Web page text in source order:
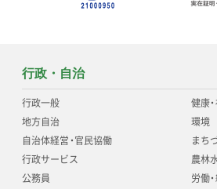
行政・自治
行政一般
地方自治
自治体経営・官民協働
行政サービス
公務員
健康・
環境
まち
農林
労働・